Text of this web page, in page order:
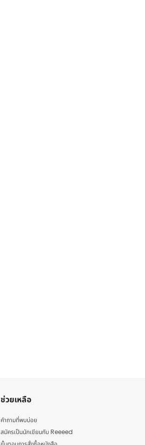
ช่วยเหลือ
คำถามที่พบบ่อย
สมัครเป็นนักเขียนกับ Reeeed